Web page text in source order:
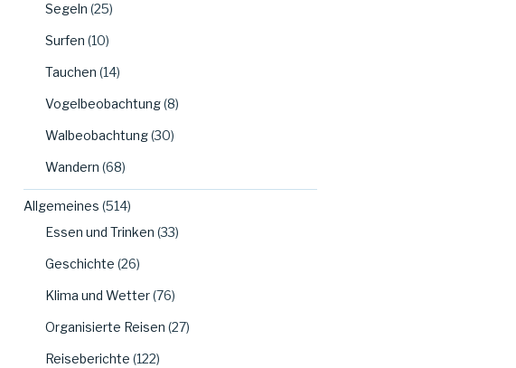
Segeln (25)
Surfen (10)
Tauchen (14)
Vogelbeobachtung(8)
Walbeobachtung(30)
Wandern (68)
Allgemeines (514)
Essen und Trinken (33)
Geschichte (26)
Klima und Wetter(76)
Organisierte Reisen (27)
Reiseberichte (122)